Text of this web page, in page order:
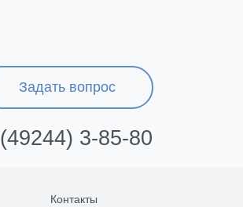
Задать вопрос
3-85-80
Контакты